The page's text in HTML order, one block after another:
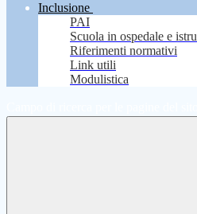
Inclusione
PAI
Scuola in ospedale e
Riferimenti normativi
Link utili
Modulistica